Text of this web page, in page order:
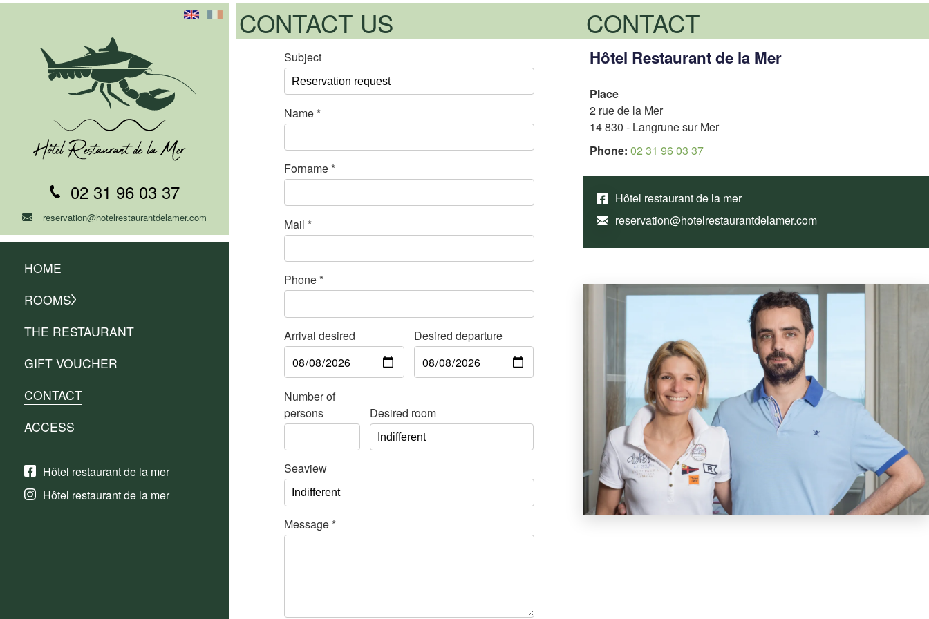
02 31 96 03 37
reservation@hotelrestaurantdelamer.com
HOME
ROOMS
THE RESTAURANT
GIFT VOUCHER
CONTACT
ACCESS
Hôtel restaurant de la mer
Hôtel restaurant de la mer
CONTACT US
Subject
Name*
Forname*
Mail *
Phone*
Arrival desired Desired departure
Number of
persons
Desired room
Seaview
Message*
CONTACT
Hôtel Restaurant de la Mer
Place
2 rue de la Mer
14 830 - Langrune sur Mer
Phone: 02 31 96 03 37
Hôtel restaurant de la mer
reservation@hotelrestaurantdelamer.com